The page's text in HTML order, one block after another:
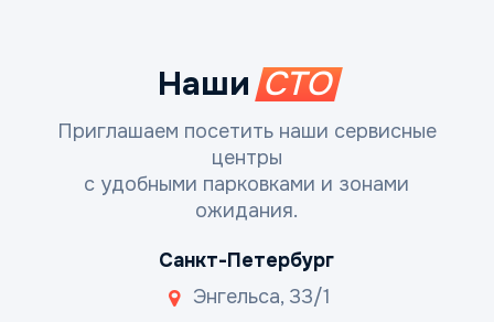
Наши СТО
Приглашаем посетить наши сервисные
центры
с удобными парковками и зонами
ожидания.
Санкт-Петербург
Энгельса, 33/1